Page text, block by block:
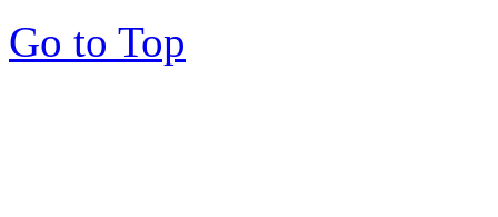
Go to Top